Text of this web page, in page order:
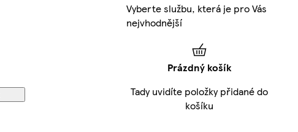
Vyberte službu, která je pro Vás
nejvhodnější
Prázdný košík
Tady uvidíte položky přidané do
košíku